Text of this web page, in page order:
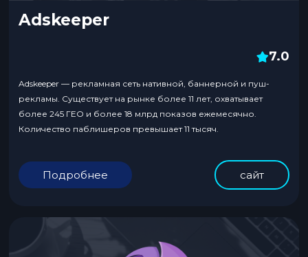
Adskeeper
7.0
Adskeeper — рекламная сеть нативной, баннерной и пуш-
рекламы. Существует на рынке более 11 лет, охватывает
более 245 ГЕО и более 18 млрд показов ежемесячно.
Количество паблишеров превышает 11 тысяч.
Подробнее сайт